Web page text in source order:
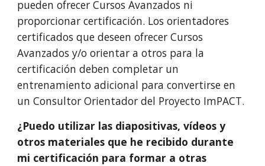
pueden ofrecer Cursos Avanzados ni
proporcionar certificación. Los orientadores
certificados que deseen ofrecer Cursos
Avanzados y/o orientar a otros para la
certificación deben completar un
entrenamiento adicional para convertirse en
un Consultor Orientador del Proyecto ImPACT.
¿Puedo utilizar las diapositivas, vídeos y
otros materiales que he recibido durante
mi certificación para formar a otras